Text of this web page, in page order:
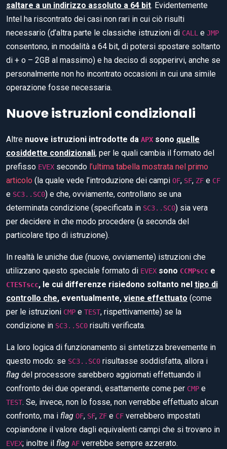
saltare a un indirizzo assoluto a 64 bit. Evidentemente
Intel ha riscontrato dei casi non rari in cui ciò risulti
necessario (d’altra parte le classiche istruzioni di CALL e JMP
consentono, in modalità a 64 bit, di potersi spostare soltanto
di + o – 2GB al massimo) e ha deciso di sopperirvi, anche se
personalmente non ho incontrato occasioni in cui una simile
operazione fosse necessaria.
Nuove istruzioni condizionali
Altre nuove istruzioni introdotte da APX sono quelle
cosiddette condizionali, per le quali cambia il formato del
prefisso EVEX secondo l’ultima tabella mostrata nel primo
articolo (la quale vede l’introduzione dei campi OF, SF, ZF e CF
e SC3..SC0) e che, ovviamente, controllano se una
determinata condizione (specificata in SC3..SC0) sia vera
per decidere in che modo procedere (a seconda del
particolare tipo di istruzione).
In realtà le uniche due (nuove, ovviamente) istruzioni che
utilizzano questo speciale formato di EVEX sono CCMPscc e
CTESTscc, le cui differenze risiedono soltanto nel tipo di
controllo che, eventualmente, viene effettuato (come
per le istruzioni CMP e TEST, rispettivamente) se la
condizione in SC3..SC0 risulti verificata.
La loro logica di funzionamento si sintetizza brevemente in
questo modo: se SC3..SC0 risultasse soddisfatta, allora i
flag del processore sarebbero aggiornati effettuando il
confronto dei due operandi, esattamente come per CMP e
TEST. Se, invece, non lo fosse, non verrebbe effettuato alcun
confronto, ma i flag OF, SF, ZF e CF verrebbero impostati
copiandone il valore dagli equivalenti campi che si trovano in
EVEX; inoltre il flag AF verrebbe sempre azzerato.